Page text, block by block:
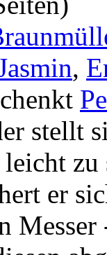
,
stellt
leicht zu
er